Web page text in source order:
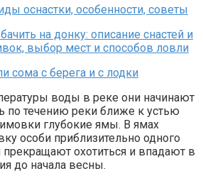
воды в реке они начинают
по течению реки ближе к устью
глубокие ямы. В ямах
особи приблизительно одного
прекращают охотиться и впадают в
до начала весны.